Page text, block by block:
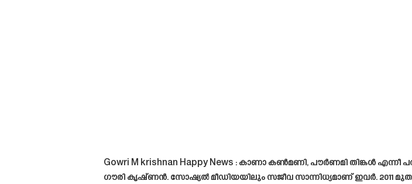
Gowri M krishnan Happy News : കാണാ കൺമണി, പൗർണമി തിങ്കൾ
ഗൗരി കൃഷ്ണൻ. സോഷ്യൽ മീഡിയയിലും സജീവ സാന്നിധ്യമാണ് ഇവർ. 2011